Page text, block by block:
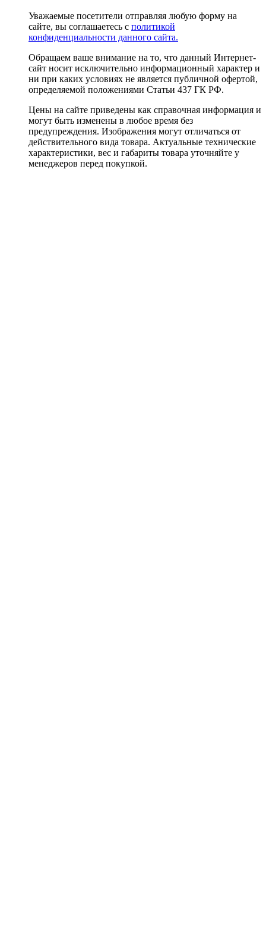
Уважаемые посетители отправляя любую форму на
сайте, вы соглашаетесь с политикой
конфиденциальности данного сайта.
Обращаем ваше внимание на то, что данный Интернет-
сайт носит исключительно информационный характер и
ни при каких условиях не является публичной офертой,
определяемой положениями Статьи 437 ГК РФ.
Цены на сайте приведены как справочная информация и
могут быть изменены в любое время без
предупреждения. Изображения могут отличаться от
действительного вида товара. Актуальные технические
характеристики, вес и габариты товара уточняйте у
менеджеров перед покупкой.